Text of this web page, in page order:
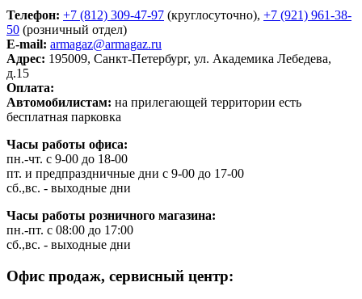
Телефон: +7 (812) 309-47-97 (круглосуточно), +7 (921) 961-38-
50 (розничный отдел)
E-mail: armagaz@armagaz.ru
Адрес: 195009, Санкт-Петербург, ул. Академика Лебедева,
д.15
Оплата:
Автомобилистам: на прилегающей территории есть
бесплатная парковка
Часы работы офиса:
пн.-чт. с 9-00 до 18-00
пт. и предпраздничные дни с 9-00 до 17-00
сб.,вс. - выходные дни
Часы работы розничного магазина:
пн.-пт. с 08:00 до 17:00
сб.,вс. - выходные дни
Офис продаж, сервисный центр: